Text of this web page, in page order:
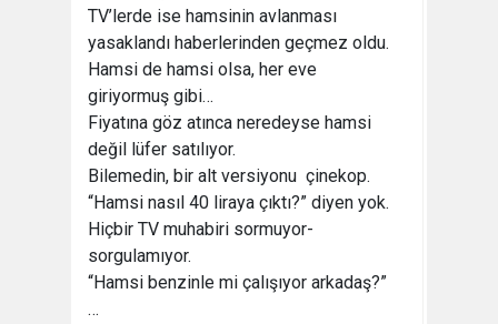
TV’lerde ise hamsinin avlanması
yasaklandı haberlerinden geçmez oldu.
Hamsi de hamsi olsa, her eve
giriyormuş gibi…
Fiyatına göz atınca neredeyse hamsi
değil lüfer satılıyor.
Bilemedin, bir alt versiyonu çinekop.
“Hamsi nasıl 40 liraya çıktı?” diyen yok.
Hiçbir TV muhabiri sormuyor-
sorgulamıyor.
“Hamsi benzinle mi çalışıyor arkadaş?”
…